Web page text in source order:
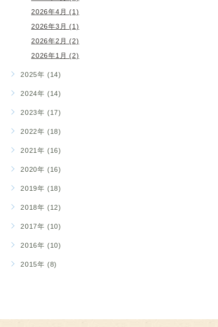
2026年4月 (1)
2026年3月 (1)
2026年2月 (2)
2026年1月 (2)
2025年 (14)
2024年 (14)
2023年 (17)
2022年 (18)
2021年 (16)
2020年 (16)
2019年 (18)
2018年 (12)
2017年 (10)
2016年 (10)
2015年 (8)